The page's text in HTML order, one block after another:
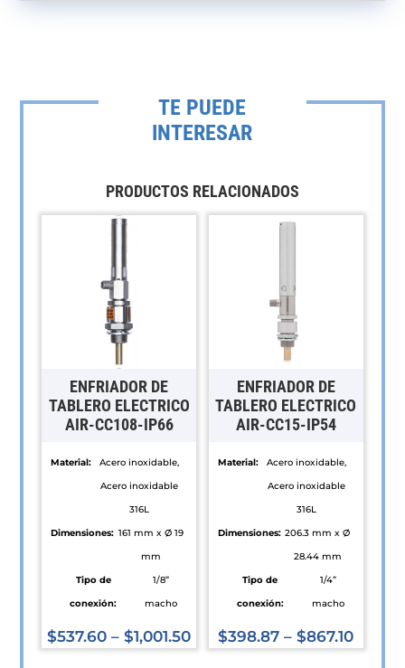
TE PUEDE
INTERESAR
PRODUCTOS RELACIONADOS
ENFRIADOR DE
TABLERO ELECTRICO
AIR-CC108-IP66
Material:
Acero inoxidable,
Acero inoxidable
316L
Dimensiones: 161 mm x Ø 19
mm
Tipo de
conexión:
1/8”
macho
$537.60 –$1,001.50
ENFRIADOR DE
TABLERO ELECTRICO
AIR-CC15-IP54
Material:
Acero inoxidable,
Acero inoxidable
316L
Dimensiones: 206.3 mm x Ø
28.44 mm
Tipo de
conexión:
1/4”
macho
$398.87 –$867.10